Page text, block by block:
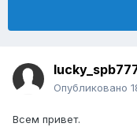
Опубликовано
Всем привет.